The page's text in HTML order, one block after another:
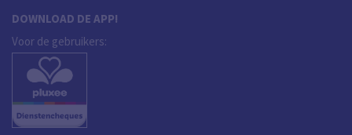
DOWNLOAD DE APP!
Voor de gebruikers: